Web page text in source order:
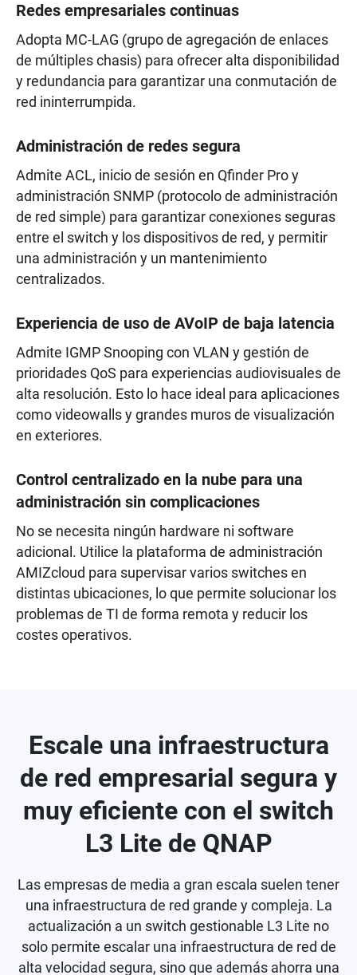
Redes empresariales continuas
Adopta MC-LAG (grupo de agregación de enlaces
de múltiples chasis) para ofrecer alta disponibilidad
y redundancia para garantizar una conmutación de
red ininterrumpida.
Administración de redes segura
Admite ACL, inicio de sesión en Qfinder Pro y
administración SNMP (protocolo de administración
de red simple) para garantizar conexiones seguras
entre el switch y los dispositivos de red, y permitir
una administración y un mantenimiento
centralizados.
Experiencia de uso de AVoIP de baja latencia
Admite IGMP Snooping con VLAN y gestión de
prioridades QoS para experiencias audiovisuales de
alta resolución. Esto lo hace ideal para aplicaciones
como videowalls y grandes muros de visualización
en exteriores.
Control centralizado en la nube para una
administración sin complicaciones
No se necesita ningún hardware ni software
adicional. Utilice la plataforma de administración
AMIZcloud para supervisar varios switches en
distintas ubicaciones, lo que permite solucionar los
problemas de TI de forma remota y reducir los
costes operativos.
Escale una infraestructura
de red empresarial segura y
muy eficiente con el switch
L3 Lite de QNAP
Las empresas de media a gran escala suelen tener
una infraestructura de red grande y compleja. La
actualización a un switch gestionable L3 Lite no
solo permite escalar una infraestructura de red de
alta velocidad segura, sino que además ahorra una